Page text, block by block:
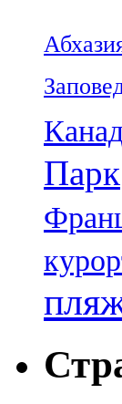
Парк